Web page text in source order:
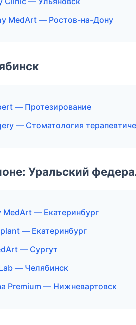
MedArt — Ростов-на-Дону
— Протезирование
— Стоматология
Уральский
MedArt — Екатеринбург
— Екатеринбург
— Сургут
— Челябинск
Premium — Нижневартовск